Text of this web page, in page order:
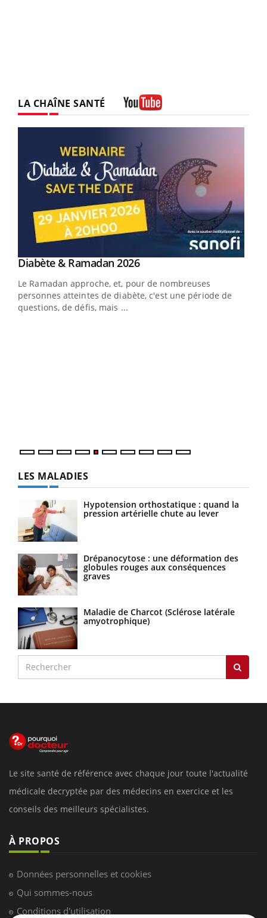
LA CHAÎNE SANTÉ
Youtube
Diabète & Ramadan 2026Youtube
Le Ramadan approche, et, pour de nombreuses
personnes atteintes de diabète, c'est une période de
questions, de défis, mais ...
LES MALADIES
Hypotension orthostatique : quand la
pression artérielle chute au lever
Drépanocytose : une déformation des
globules rouges aux conséquences
graves
Maladie de Charcot (Sclérose latérale
amyotrophique)
Le site santé de référence avec chaque jour toute l'actualité
médicale decryptée par des médecins en exercice et les
conseils des meilleurs spécialistes.
À PROPOS
Données personnelles et cookies
Qui sommes-nous
Conditions d'utilisation